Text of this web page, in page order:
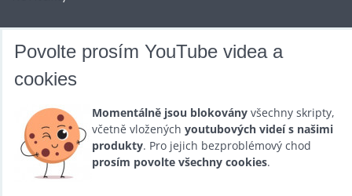
DALŠÍ SLUŽBY
Půjčovna
Promotéři
Kurzy a setkání
Povolte prosím YouTube videa a
cookies
Momentálně jsou blokovány všechny skripty,
včetně vložených youtubových videí s našimi
produkty. Pro jejich bezproblémový chod
prosím povolte všechny cookies.